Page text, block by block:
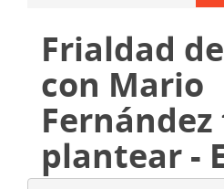
Frialdad
con Mario
plantear -